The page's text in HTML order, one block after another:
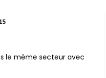
le même secteur avec